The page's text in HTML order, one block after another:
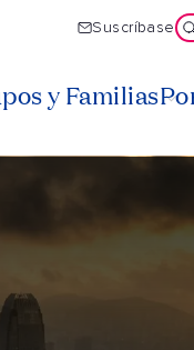
Suscríbase
y Familias